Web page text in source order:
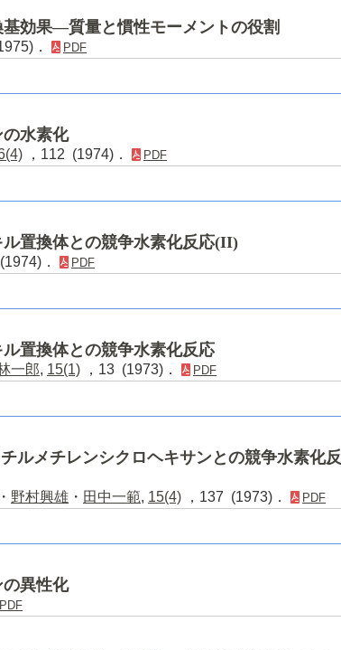
効果―質量と慣性モーメントの役割
． PDF
水素化
，112 (1974)． PDF
置換体との競争水素化反応(II)
． PDF
置換体との競争水素化反応
一郎, 15(1) ，13 (1973)． PDF
ルメチレンシクロヘキサンとの競争水素化反
・ 野村興雄 ・ 田中一範, 15(4) ，137 (1973)． PDF
異性化
PDF